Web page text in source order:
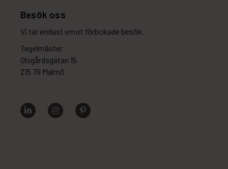
Besök oss
Vi tar endast emot förbokade besök.
Tegelmäster
Olsgårdsgatan 15
215 79 Malmö